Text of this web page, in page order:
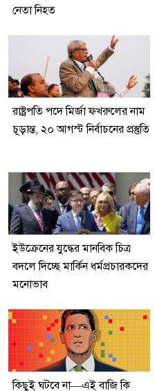
নেতা নিহত
রাষ্ট্রপতি পদে মির্জা ফখরুলের নাম
চূড়ান্ত, ২০ আগস্ট নির্বাচনের প্রস্তুতি
ইউক্রেনের যুদ্ধের মানবিক চিত্র
বদলে দিচ্ছে মার্কিন ধর্মপ্রচারকদের
মনোভাব
কিছুই ঘটবে না—এই বাজি কি